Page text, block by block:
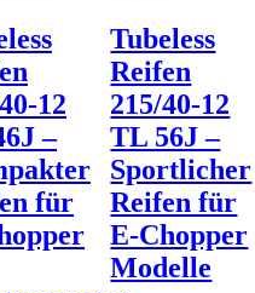
–
für
Tubeless
Reifen
215/40‑12
TL 56J –
Sportlicher
Reifen für
E‑Chopper
Modelle